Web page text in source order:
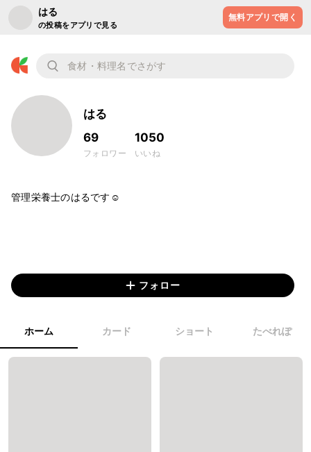
はる
の投稿をアプリで見る
無料アプリで開く
はる
69
フォロワー
1050
いいね
管理栄養士のはるです☺︎
フォロー
ホーム カード ショート たべれぽ